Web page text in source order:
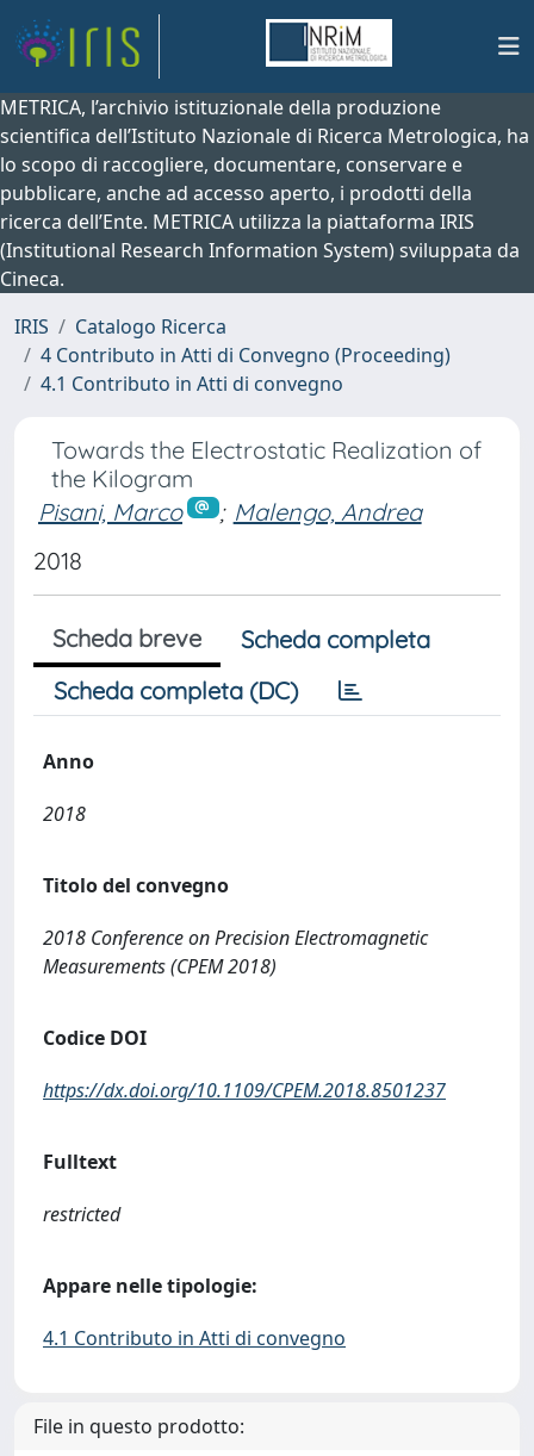
METRICA, l’archivio istituzionale della produzione
scientifica dell’Istituto Nazionale di Ricerca Metrologica, ha
lo scopo di raccogliere, documentare, conservare e
pubblicare, anche ad accesso aperto, i prodotti della
ricerca dell’Ente. METRICA utilizza la piattaforma IRIS
(Institutional Research Information System) sviluppata da
Cineca.
IRIS
Catalogo Ricerca
4 Contributo in Atti di Convegno (Proceeding)
4.1 Contributo in Atti di convegno
Towards the Electrostatic Realization of
the Kilogram
Pisani, Marco
; Malengo, Andrea
2018
Scheda breve
Scheda completa
Scheda completa (DC)
Anno
2018
Titolo del convegno
2018 Conference on Precision Electromagnetic
Measurements (CPEM 2018)
Codice DOI
https://dx.doi.org/10.1109/CPEM.2018.8501237
Fulltext
restricted
Appare nelle tipologie:
4.1 Contributo in Atti di convegno
File in questo prodotto: